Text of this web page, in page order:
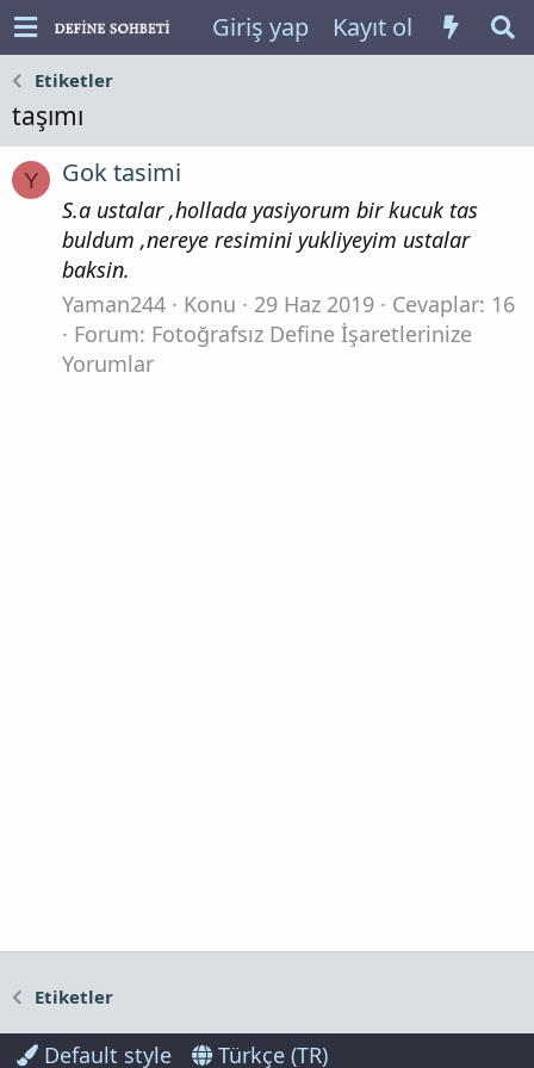
Giriş yap Kayıt ol
Etiketler
taşımı
Y Gok tasimi
S.a ustalar ,hollada yasiyorum bir kucuk tas
buldum ,nereye resimini yukliyeyim ustalar
baksin.
Yaman244
Konu 29 Haz 2019
Cevaplar: 16
Forum: Fotoğrafsız Define İşaretlerinize
Yorumlar
Etiketler
Default style Türkçe (TR)